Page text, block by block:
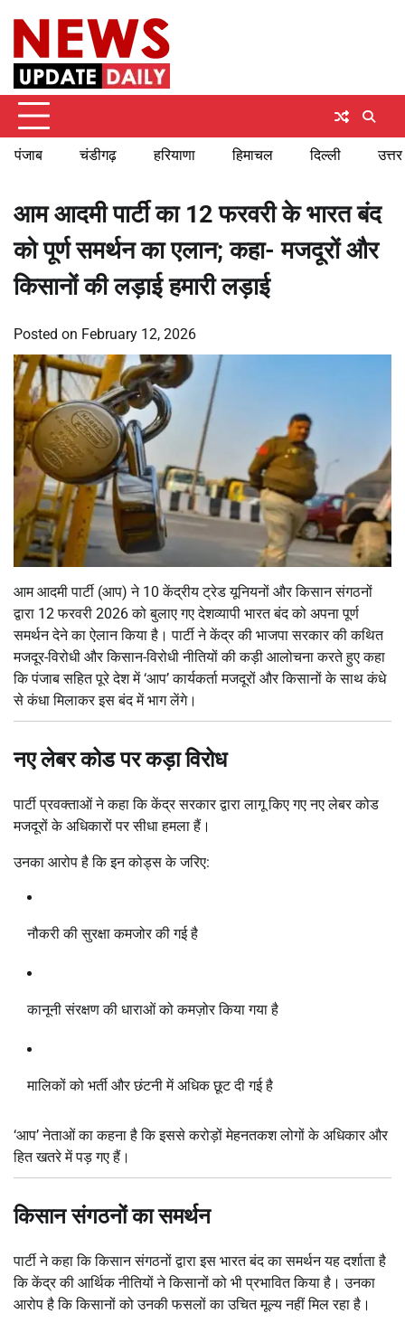
content
पंजाब चंडीगढ़ हरियाणा हिमाचल दिल्ली
आम आदमी पार्टी का 12 फरवरी के भारत बंद
को पूर्ण समर्थन का एलान; कहा- मजदूरों और
किसानों की लड़ाई हमारी लड़ाई
Posted on February 12, 2026
आम आदमी पार्टी (आप) ने 10 केंद्रीय ट्रेड यूनियनों और किसान संगठनों
द्वारा 12 फरवरी 2026 को बुलाए गए देशव्यापी भारत बंद को अपना पूर्ण
समर्थन देने का ऐलान किया है। पार्टी ने केंद्र की भाजपा सरकार की कथित
मजदूर-विरोधी और किसान-विरोधी नीतियों की कड़ी आलोचना करते हुए कहा
कि पंजाब सहित पूरे देश में ‘आप’ कार्यकर्ता मजदूरों और किसानों के साथ कंधे
से कंधा मिलाकर इस बंद में भाग लेंगे।
नए लेबर कोड पर कड़ा विरोध
पार्टी प्रवक्ताओं ने कहा कि केंद्र सरकार द्वारा लागू किए गए नए लेबर कोड
मजदूरों के अधिकारों पर सीधा हमला हैं।
उनका आरोप है कि इन कोड्स के जरिए:
नौकरी की सुरक्षा कमजोर की गई है
कानूनी संरक्षण की धाराओं को कमज़ोर किया गया है
मालिकों को भर्ती और छंटनी में अधिक छूट दी गई है
‘आप’ नेताओं का कहना है कि इससे करोड़ों मेहनतकश लोगों के अधिकार और
हित खतरे में पड़ गए हैं।
किसान संगठनों का समर्थन
पार्टी ने कहा कि किसान संगठनों द्वारा इस भारत बंद का समर्थन यह दर्शाता है
कि केंद्र की आर्थिक नीतियों ने किसानों को भी प्रभावित किया है। उनका
आरोप है कि किसानों को उनकी फसलों का उचित मूल्य नहीं मिल रहा है।